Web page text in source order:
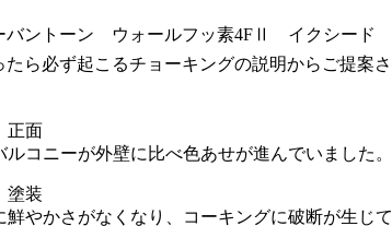
バントーン ウォールフッ素4FⅡ イクシード
ら必ず起こるチョーキングの説明からご提案
コニーが外壁に比べ色あせが進んでいました。
やかさがなくなり、コーキングに破断が生じて